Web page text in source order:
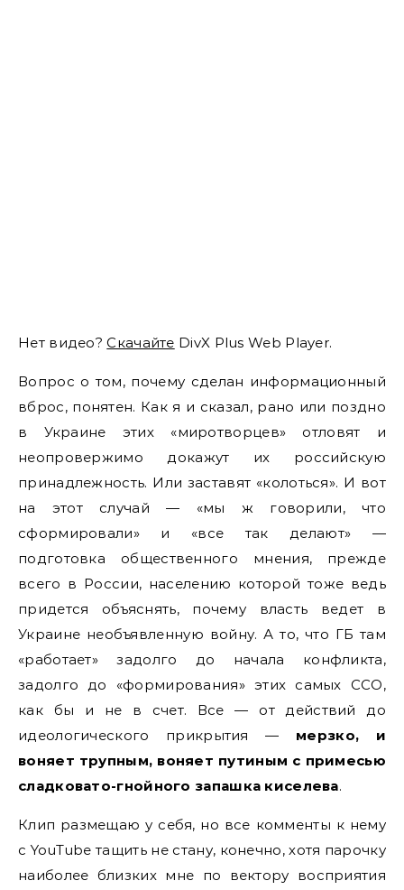
Нет видео?Скачайте DivX Plus Web Player.
Вопрос о том, почему сделан информационный
вброс, понятен. Как я и сказал, рано или поздно
в Украине этих «миротворцев» отловят и
неопровержимо докажут их российскую
принадлежность. Или заставят «колоться». И вот
на этот случай — «мы ж говорили, что
сформировали» и «все так делают» —
подготовка общественного мнения, прежде
всего в России, населению которой тоже ведь
придется объяснять, почему власть ведет в
Украине необъявленную войну. А то, что ГБ там
«работает» задолго до начала конфликта,
задолго до «формирования» этих самых ССО,
как бы и не в счет. Все — от действий до
идеологического прикрытия — мерзко, и
воняет трупным, воняет путиным с примесью
сладковато-гнойного запашка киселева.
Клип размещаю у себя, но все комменты к нему
с YouTube тащить не стану, конечно, хотя парочку
наиболее близких мне по вектору восприятия